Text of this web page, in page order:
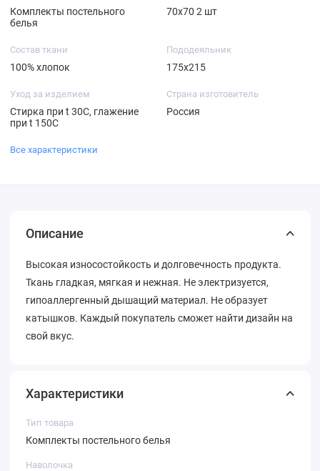
Комплекты постельного
белья
70х70 2 шт
Состав ткани
100% хлопок
Пододеяльник
175х215
Уход за изделием
Стирка при t 30С, глажение
при t 150С
Страна изготовитель
Россия
Все характеристики
Описание
Высокая износостойкость и долговечность продукта.
Ткань гладкая, мягкая и нежная. Не электризуется,
гипоаллергенный дышащий материал. Не образует
катышков. Каждый покупатель сможет найти дизайн на
свой вкус.
Характеристики
Тип товара
Комплекты постельного белья
Наволочка